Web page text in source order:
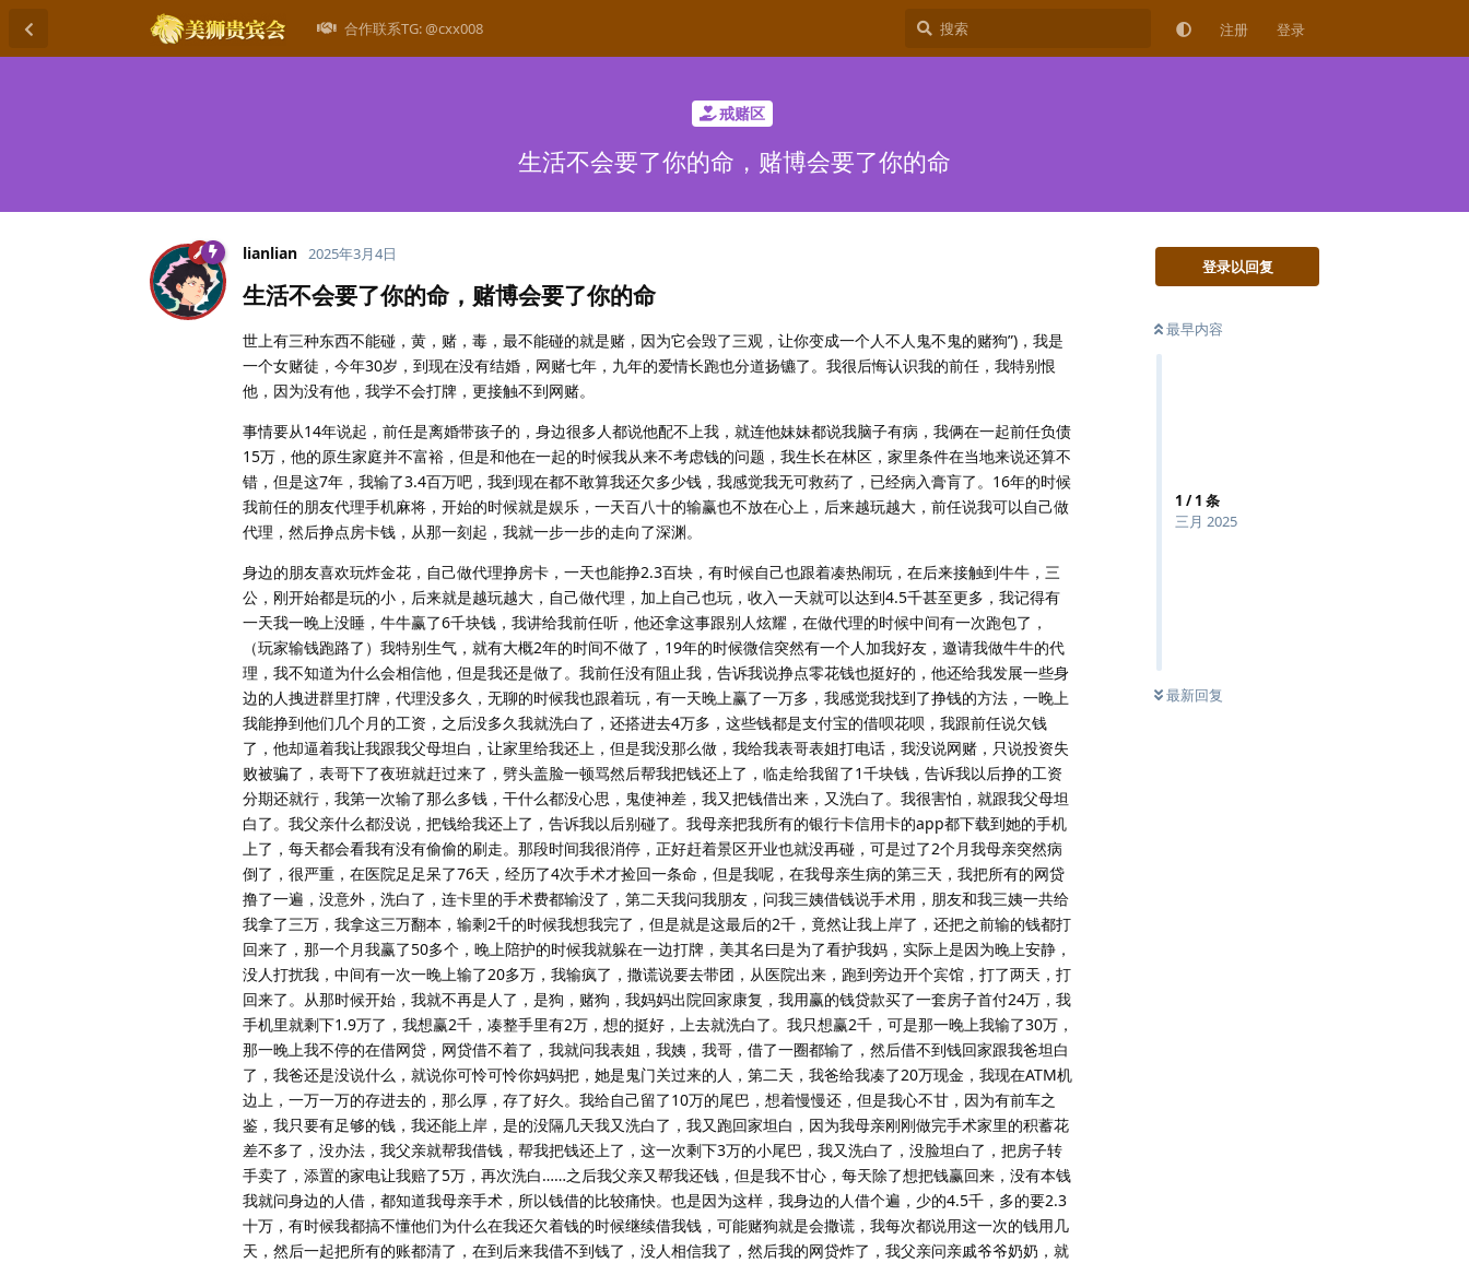
合作联系TG: @cxx008 注册 登录
戒赌区
生活不会要了你的命，赌博会要了你的命
登录以回复
最早内容
1 /1 条
三月 2025
最新回复
lianlian 2025年3月4日
生活不会要了你的命，赌博会要了你的命
世上有三种东西不能碰，黄，赌，毒，最不能碰的就是赌，因为它会毁了三观，让你变成一个人不人鬼不鬼的赌狗”)，我是
一个女赌徒，今年30岁，到现在没有结婚，网赌七年，九年的爱情长跑也分道扬镳了。我很后悔认识我的前任，我特别恨
他，因为没有他，我学不会打牌，更接触不到网赌。
事情要从14年说起，前任是离婚带孩子的，身边很多人都说他配不上我，就连他妹妹都说我脑子有病，我俩在一起前任负债
15万，他的原生家庭并不富裕，但是和他在一起的时候我从来不考虑钱的问题，我生长在林区，家里条件在当地来说还算不
错，但是这7年，我输了3.4百万吧，我到现在都不敢算我还欠多少钱，我感觉我无可救药了，已经病入膏肓了。16年的时候
我前任的朋友代理手机麻将，开始的时候就是娱乐，一天百八十的输赢也不放在心上，后来越玩越大，前任说我可以自己做
代理，然后挣点房卡钱，从那一刻起，我就一步一步的走向了深渊。
身边的朋友喜欢玩炸金花，自己做代理挣房卡，一天也能挣2.3百块，有时候自己也跟着凑热闹玩，在后来接触到牛牛，三
公，刚开始都是玩的小，后来就是越玩越大，自己做代理，加上自己也玩，收入一天就可以达到4.5千甚至更多，我记得有
一天我一晚上没睡，牛牛赢了6千块钱，我讲给我前任听，他还拿这事跟别人炫耀，在做代理的时候中间有一次跑包了，
（玩家输钱跑路了）我特别生气，就有大概2年的时间不做了，19年的时候微信突然有一个人加我好友，邀请我做牛牛的代
理，我不知道为什么会相信他，但是我还是做了。我前任没有阻止我，告诉我说挣点零花钱也挺好的，他还给我发展一些身
边的人拽进群里打牌，代理没多久，无聊的时候我也跟着玩，有一天晚上赢了一万多，我感觉我找到了挣钱的方法，一晚上
我能挣到他们几个月的工资，之后没多久我就洗白了，还搭进去4万多，这些钱都是支付宝的借呗花呗，我跟前任说欠钱
了，他却逼着我让我跟我父母坦白，让家里给我还上，但是我没那么做，我给我表哥表姐打电话，我没说网赌，只说投资失
败被骗了，表哥下了夜班就赶过来了，劈头盖脸一顿骂然后帮我把钱还上了，临走给我留了1千块钱，告诉我以后挣的工资
分期还就行，我第一次输了那么多钱，干什么都没心思，鬼使神差，我又把钱借出来，又洗白了。我很害怕，就跟我父母坦
白了。我父亲什么都没说，把钱给我还上了，告诉我以后别碰了。我母亲把我所有的银行卡信用卡的app都下载到她的手机
上了，每天都会看我有没有偷偷的刷走。那段时间我很消停，正好赶着景区开业也就没再碰，可是过了2个月我母亲突然病
倒了，很严重，在医院足足呆了76天，经历了4次手术才捡回一条命，但是我呢，在我母亲生病的第三天，我把所有的网贷
撸了一遍，没意外，洗白了，连卡里的手术费都输没了，第二天我问我朋友，问我三姨借钱说手术用，朋友和我三姨一共给
我拿了三万，我拿这三万翻本，输剩2千的时候我想我完了，但是就是这最后的2千，竟然让我上岸了，还把之前输的钱都打
回来了，那一个月我赢了50多个，晚上陪护的时候我就躲在一边打牌，美其名曰是为了看护我妈，实际上是因为晚上安静，
没人打扰我，中间有一次一晚上输了20多万，我输疯了，撒谎说要去带团，从医院出来，跑到旁边开个宾馆，打了两天，打
回来了。从那时候开始，我就不再是人了，是狗，赌狗，我妈妈出院回家康复，我用赢的钱贷款买了一套房子首付24万，我
手机里就剩下1.9万了，我想赢2千，凑整手里有2万，想的挺好，上去就洗白了。我只想赢2千，可是那一晚上我输了30万，
那一晚上我不停的在借网贷，网贷借不着了，我就问我表姐，我姨，我哥，借了一圈都输了，然后借不到钱回家跟我爸坦白
了，我爸还是没说什么，就说你可怜可怜你妈妈把，她是鬼门关过来的人，第二天，我爸给我凑了20万现金，我现在ATM机
边上，一万一万的存进去的，那么厚，存了好久。我给自己留了10万的尾巴，想着慢慢还，但是我心不甘，因为有前车之
鉴，我只要有足够的钱，我还能上岸，是的没隔几天我又洗白了，我又跑回家坦白，因为我母亲刚刚做完手术家里的积蓄花
差不多了，没办法，我父亲就帮我借钱，帮我把钱还上了，这一次剩下3万的小尾巴，我又洗白了，没脸坦白了，把房子转
手卖了，添置的家电让我赔了5万，再次洗白……之后我父亲又帮我还钱，但是我不甘心，每天除了想把钱赢回来，没有本钱
我就问身边的人借，都知道我母亲手术，所以钱借的比较痛快。也是因为这样，我身边的人借个遍，少的4.5千，多的要2.3
十万，有时候我都搞不懂他们为什么在我还欠着钱的时候继续借我钱，可能赌狗就是会撒谎，我每次都说用这一次的钱用几
天，然后一起把所有的账都清了，在到后来我借不到钱了，没人相信我了，然后我的网贷炸了，我父亲问亲戚爷爷奶奶，就